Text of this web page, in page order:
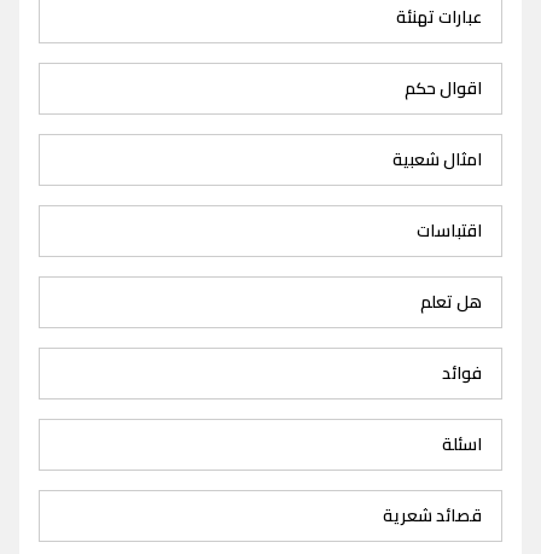
عبارات تهنئة
اقوال حكم
امثال شعبية
اقتباسات
هل تعلم
فوائد
اسئلة
قصائد شعرية